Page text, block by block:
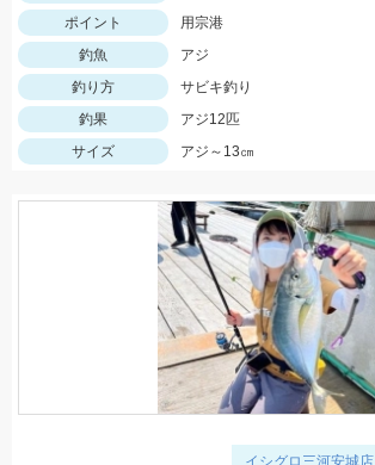
ポイント
用宗港
釣魚
アジ
釣り方
サビキ釣り
釣果
アジ12匹
サイズ
アジ～13㎝
イシグロ三河安城店